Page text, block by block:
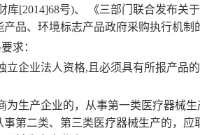
库[2014]68号)、 《三部门联合发布关
产品、环境标志产品政府采购执行机制
求：
立企业法人资格,且必须具有所报产品
为生产企业的，从事第一类医疗器械
事第二类、第三类医疗器械生产的，